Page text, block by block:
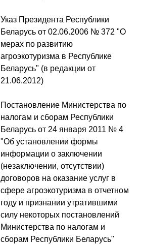
Указ Президента Республики
Беларусь от 02.06.2006 № 372 "О
мерах по развитию
агроэкотуризма в Республике
Беларусь" (в редакции от
21.06.2012)
Постановление Министерства по
налогам и сборам Республики
Беларусь от 24 января 2011 № 4
"Об установлении формы
информации о заключении
(незаключении, отсутствии)
договоров на оказание услуг в
сфере агроэкотуризма в отчетном
году и признании утратившими
силу некоторых постановлений
Министерства по налогам и
сборам Республики Беларусь"